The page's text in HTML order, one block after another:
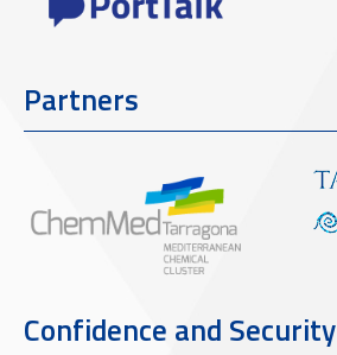
Partners
Confidence and Security